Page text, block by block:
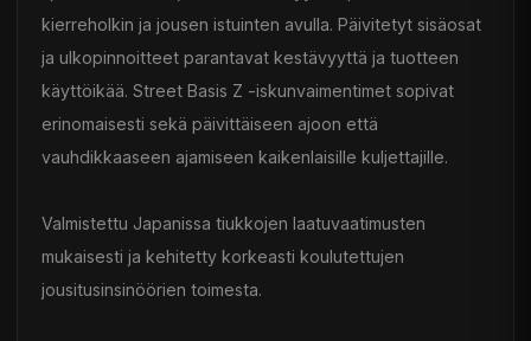
kierreholkin ja jousen istuinten avulla. Päivitetyt sisäosat
ja ulkopinnoitteet parantavat kestävyyttä ja tuotteen
käyttöikää. Street Basis Z -iskunvaimentimet sopivat
erinomaisesti sekä päivittäiseen ajoon että
vauhdikkaaseen ajamiseen kaikenlaisille kuljettajille.
Valmistettu Japanissa tiukkojen laatuvaatimusten
mukaisesti ja kehitetty korkeasti koulutettujen
jousitusinsinöörien toimesta.